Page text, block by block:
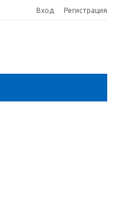
Вход Регистрация